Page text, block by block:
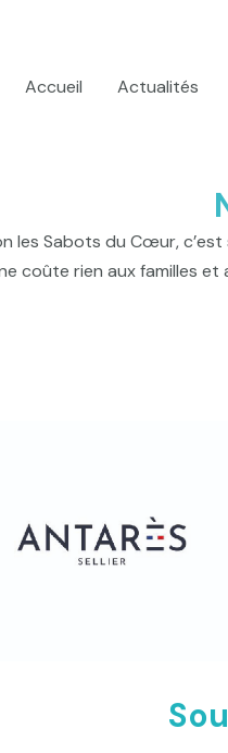
Accueil Actualités
les Sabots du Cœur,
coûte rien aux familles